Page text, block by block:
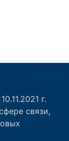
г.
связи,